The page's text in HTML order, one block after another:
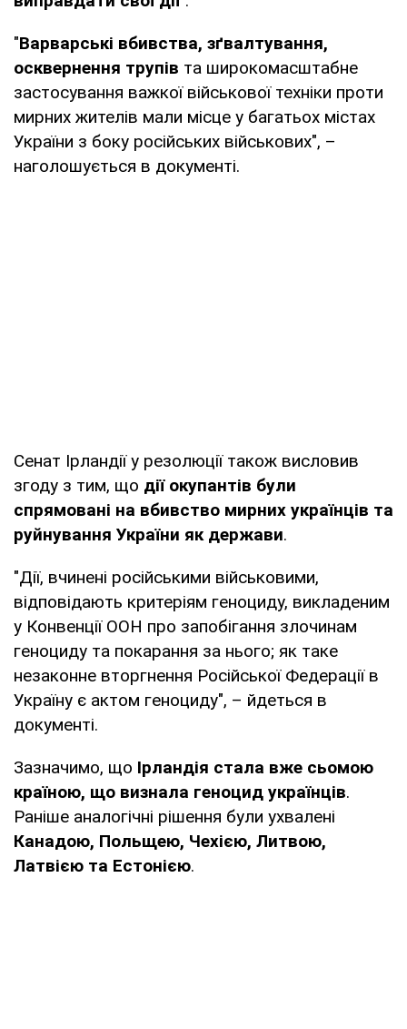
"Варварські вбивства, зґвалтування,
осквернення трупів та широкомасштабне
застосування важкої військової техніки проти
мирних жителів мали місце у багатьох містах
України з боку російських військових", –
наголошується в документі.
Сенат Ірландії у резолюції також висловив
згоду з тим, що дії окупантів були
спрямовані на вбивство мирних українців та
руйнування України як держави.
"Дії, вчинені російськими військовими,
відповідають критеріям геноциду, викладеним
у Конвенції ООН про запобігання злочинам
геноциду та покарання за нього; як таке
незаконне вторгнення Російської Федерації в
Україну є актом геноциду", – йдеться в
документі.
Зазначимо, що Ірландія стала вже сьомою
країною, що визнала геноцид українців.
Раніше аналогічні рішення були ухвалені
Канадою, Польщею, Чехією, Литвою,
Латвією та Естонією.